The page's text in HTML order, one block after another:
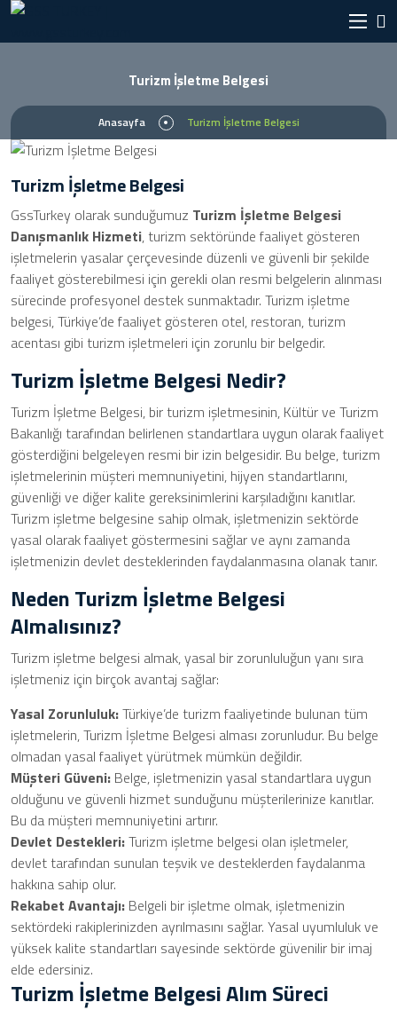
Turizm İşletme Belgesi
Anasayfa Turizm İşletme Belgesi
Turizm İşletme Belgesi
GssTurkey olarak sunduğumuz Turizm İşletme Belgesi
Danışmanlık Hizmeti, turizm sektöründe faaliyet gösteren
işletmelerin yasalar çerçevesinde düzenli ve güvenli bir şekilde
faaliyet gösterebilmesi için gerekli olan resmi belgelerin alınması
sürecinde profesyonel destek sunmaktadır. Turizm işletme
belgesi, Türkiye’de faaliyet gösteren otel, restoran, turizm
acentası gibi turizm işletmeleri için zorunlu bir belgedir.
Turizm İşletme Belgesi Nedir?
Turizm İşletme Belgesi, bir turizm işletmesinin, Kültür ve Turizm
Bakanlığı tarafından belirlenen standartlara uygun olarak faaliyet
gösterdiğini belgeleyen resmi bir izin belgesidir. Bu belge, turizm
işletmelerinin müşteri memnuniyetini, hijyen standartlarını,
güvenliği ve diğer kalite gereksinimlerini karşıladığını kanıtlar.
Turizm işletme belgesine sahip olmak, işletmenizin sektörde
yasal olarak faaliyet göstermesini sağlar ve aynı zamanda
işletmenizin devlet desteklerinden faydalanmasına olanak tanır.
Neden Turizm İşletme Belgesi
Almalısınız?
Turizm işletme belgesi almak, yasal bir zorunluluğun yanı sıra
işletmeniz için birçok avantaj sağlar:
Yasal Zorunluluk:Türkiye’de turizm faaliyetinde bulunan tüm
işletmelerin, Turizm İşletme Belgesi alması zorunludur. Bu belge
olmadan yasal faaliyet yürütmek mümkün değildir.
Müşteri Güveni: Belge, işletmenizin yasal standartlara uygun
olduğunu ve güvenli hizmet sunduğunu müşterilerinize kanıtlar.
Bu da müşteri memnuniyetini artırır.
Devlet Destekleri:Turizm işletme belgesi olan işletmeler,
devlet tarafından sunulan teşvik ve desteklerden faydalanma
hakkına sahip olur.
Rekabet Avantajı: Belgeli bir işletme olmak, işletmenizin
sektördeki rakiplerinizden ayrılmasını sağlar. Yasal uyumluluk ve
yüksek kalite standartları sayesinde sektörde güvenilir bir imaj
elde edersiniz.
Turizm İşletme Belgesi Alım Süreci